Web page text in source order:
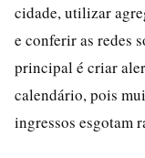
cidade, utilizar
e conferir as redes
principal é criar
calendário, pois
ingressos esgotam